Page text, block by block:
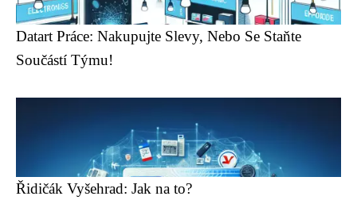
Datart Práce: Nakupujte Slevy, Nebo Se Staňte
Součástí Týmu!
Řidičák Vyšehrad: Jak na to?